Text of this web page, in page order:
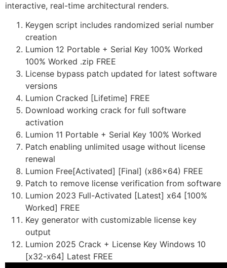
interactive, real-time architectural renders.
Keygen script includes randomized serial number
creation
Lumion 12 Portable + Serial Key 100% Worked
100% Worked .zip FREE
License bypass patch updated for latest software
versions
Lumion Cracked [Lifetime] FREE
Download working crack for full software
activation
Lumion 11 Portable + Serial Key 100% Worked
Patch enabling unlimited usage without license
renewal
Lumion Free[Activated] [Final] (x86x64) FREE
Patch to remove license verification from software
Lumion 2023 Full-Activated [Latest] x64 [100%
Worked] FREE
Key generator with customizable license key
output
Lumion 2025 Crack + License Key Windows 10
[x32-x64] Latest FREE